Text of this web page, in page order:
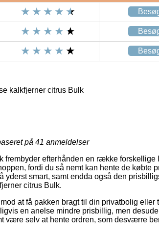
kalkfjerner citrus Bulk
på 41 anmeldelser
frembyder efterhånden en række forskellige
fordi du så nemt kan hente de købte
yderst smart, samt endda også den
citrus Bulk.
at få pakken bragt til din privatbolig eller
en anelse mindre prisbillig, men
være selv at hente ordren, som desværre